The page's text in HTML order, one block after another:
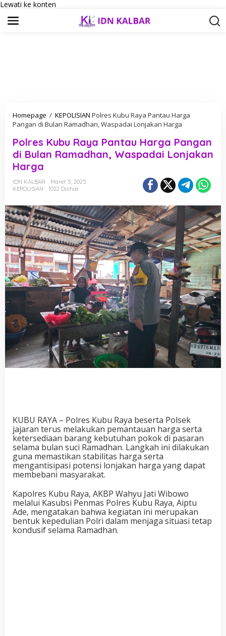
Lewati ke konten
Homepage / KEPOLISIAN Polres Kubu Raya Pantau Harga
Pangan di Bulan Ramadhan, Waspadai Lonjakan Harga
Polres Kubu Raya Pantau Harga Pangan
di Bulan Ramadhan, Waspadai Lonjakan
Harga
IDN KALBAR
Maret 5, 2025
KEPOLISIAN
1022 Dilihat
KUBU RAYA – Polres Kubu Raya beserta Polsek
jajaran terus melakukan pemantauan harga serta
ketersediaan barang kebutuhan pokok di pasaran
selama bulan suci Ramadhan. Langkah ini dilakukan
guna memastikan stabilitas harga serta
mengantisipasi potensi lonjakan harga yang dapat
membebani masyarakat.
Kapolres Kubu Raya, AKBP Wahyu Jati Wibowo
melalui Kasubsi Penmas Polres Kubu Raya, Aiptu
Ade, mengatakan bahwa kegiatan ini merupakan
bentuk kepedulian Polri dalam menjaga situasi tetap
kondusif selama Ramadhan.